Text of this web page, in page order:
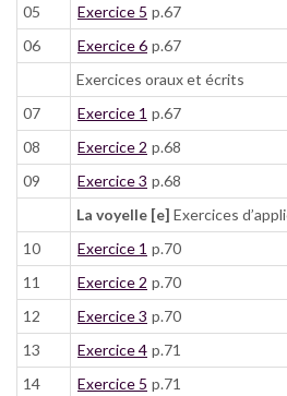
05 Exercice 5 p.67
06
Exercice 6 p.67
Exercices oraux et écrits
07
Exercice 1 p.67
08
Exercice 2 p.68
09
Exercice 3 p.68
La voyelle [e] Exercices
10
Exercice 1 p.70
11
Exercice 2 p.70
12
Exercice 3 p.70
13
Exercice 4 p.71
14
Exercice 5 p.71